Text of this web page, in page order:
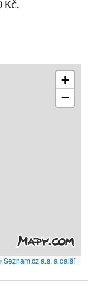
Kč.
+
−
Seznam.cz a.s. a další